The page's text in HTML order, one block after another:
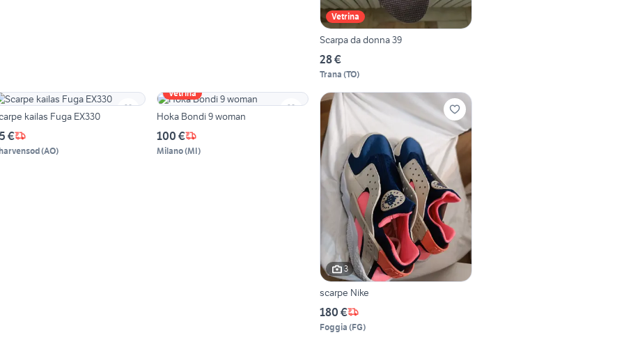
Vetrina
Scarpa da donna 39
28 €
Trana (TO)
kailas Fuga EX330
€
(AO)
Vetrina
Hoka Bondi 9 woman
100 €
Milano(MI)
3
scarpe Nike
180 €
Foggia (FG)